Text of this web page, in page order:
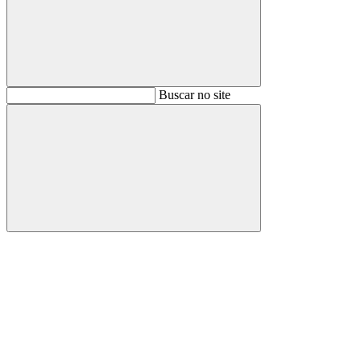
BuscarBuscar no site
Buscar